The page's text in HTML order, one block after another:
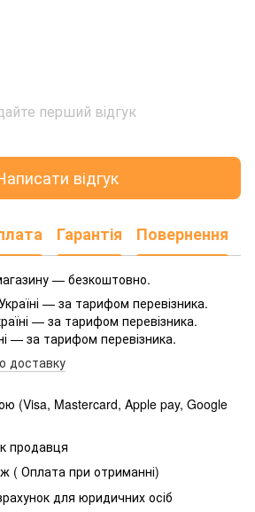
перший відгук
відгук
Гарантія Повернення
— безкоштовно.
— за тарифом перевізника.
— за тарифом перевізника.
— за тарифом перевізника.
доставку
(Visa, Mastercard, Apple pay, Google
продавця
( Оплата при отриманні)
для юридичних осіб